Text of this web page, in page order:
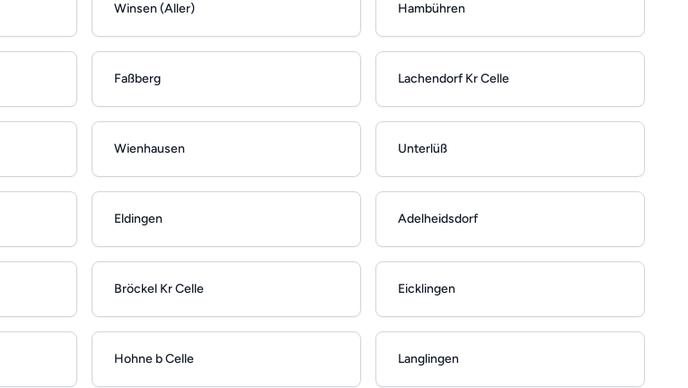
Winsen (Aller) Hambühren
Faßberg Lachendorf Kr Celle
Wienhausen Unterlüß
Eldingen Adelheidsdorf
Bröckel Kr Celle Eicklingen
Hohne b Celle Langlingen